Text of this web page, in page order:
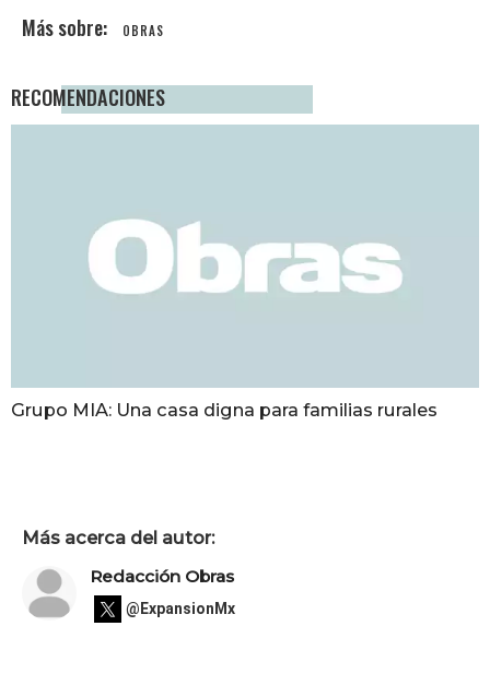
OBRAS
RECOMENDACIONES
Grupo MIA: Una casa digna para familias rurales
Más acerca del autor:
Redacción Obras
@ExpansionMx